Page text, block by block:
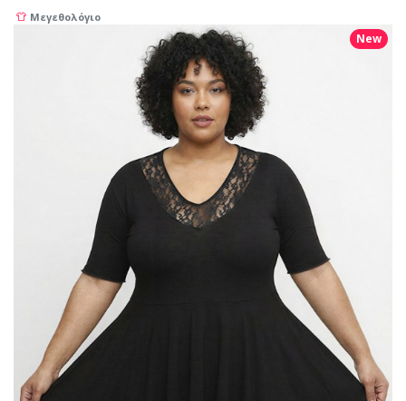
Μεγεθολόγιο
New